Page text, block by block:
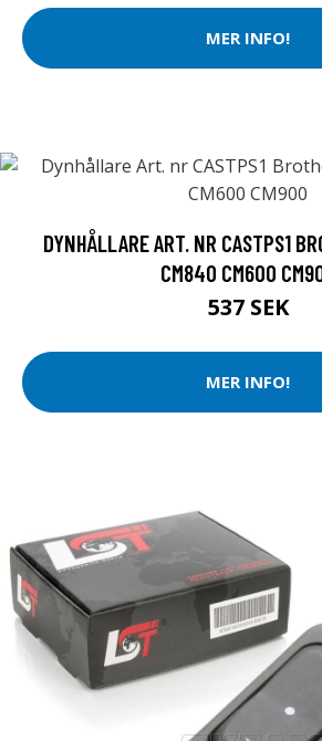
MER INFO!
DYNHÅLLARE ART. NR CASTPS1
CM840 CM600
537 SEK
MER INFO!